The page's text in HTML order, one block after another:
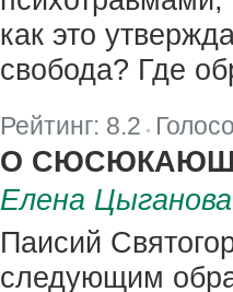
как это
свобода? Где
Рейтинг: 8.2
О
Елена Цыганова
Паисий
следующим